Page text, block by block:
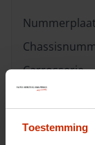
Toestemming
Nummerplaat
Carrosserie
Merk